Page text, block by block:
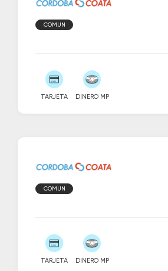
COMUN
TARJETA DINERO MP
COMUN
TARJETA DINERO MP